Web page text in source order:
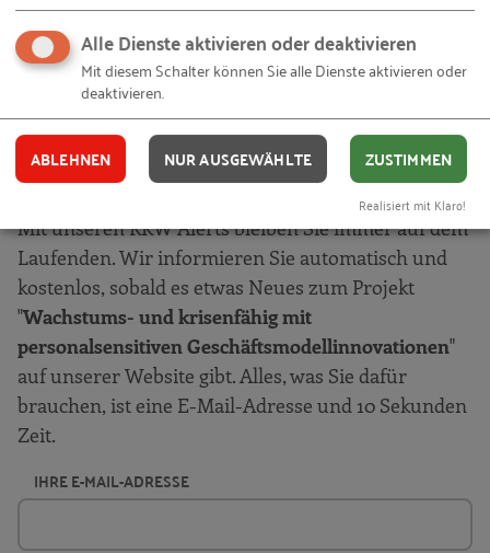
Ihnen gefällt dieser Beitrag? Teilen Sie ihn mit anderen:
Bleiben Sie auf dem Laufenden!
Mit unseren RKW Alerts bleiben Sie immer auf dem
Laufenden. Wir informieren Sie automatisch und
kostenlos, sobald es etwas Neues zum Projekt
"Wachstums- und krisenfähig mit
personalsensitiven Geschäftsmodellinnovationen"
auf unserer Website gibt. Alles, was Sie dafür
brauchen, ist eine E-Mail-Adresse und 10 Sekunden
Zeit.
IHRE E-MAIL-ADRESSE
Alle Dienste aktivieren oder deaktivieren
Mit diesem Schalter können Sie alle Dienste aktivieren oder
deaktivieren.
ABLEHNEN NUR AUSGEWÄHLTE ZUSTIMMEN
Realisiert mit Klaro!